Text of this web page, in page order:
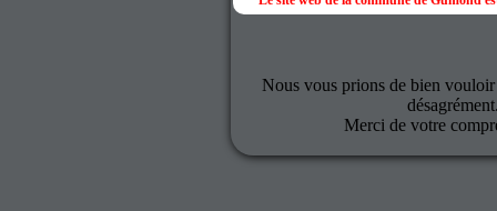
Nous vous prions de bien
Merci de votre